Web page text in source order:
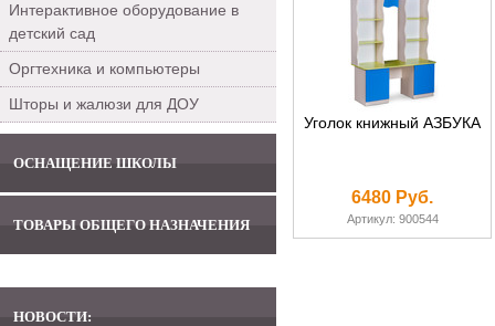
Интерактивное оборудование в
детский сад
Оргтехника и компьютеры
Шторы и жалюзи для ДОУ
ОСНАЩЕНИЕ ШКОЛЫ
ТОВАРЫ ОБЩЕГО НАЗНАЧЕНИЯ
НОВОСТИ:
Уголок книжный АЗБУКА
6480 Руб.
Артикул: 900544